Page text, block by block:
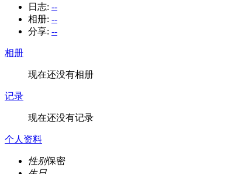
日志: --
相册: --
分享: --
相册
现在还没有相册
记录
现在还没有记录
个人资料
性别保密